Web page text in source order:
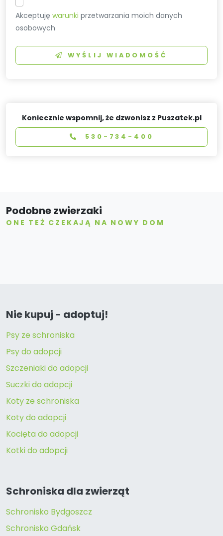
Akceptujęwarunki przetwarzania moich danych
osobowych
WYŚLIJ WIADOMOŚĆ
Koniecznie wspomnij, że dzwonisz z Puszatek.pl
530-734-400
Podobne zwierzaki
ONE TEŻ CZEKAJĄ NA NOWY DOM
Nie kupuj - adoptuj!
Psy ze schroniska
Psy do adopcji
Szczeniaki do adopcji
Suczki do adopcji
Koty ze schroniska
Koty do adopcji
Kocięta do adopcji
Kotki do adopcji
Schroniska dla zwierząt
Schronisko Bydgoszcz
Schronisko Gdańsk